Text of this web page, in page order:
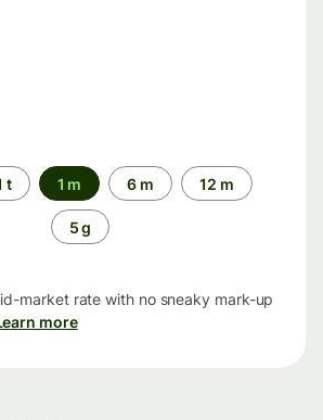
t 1 m 6 m 12 m
5 g
market rate with no sneaky mark-up
more